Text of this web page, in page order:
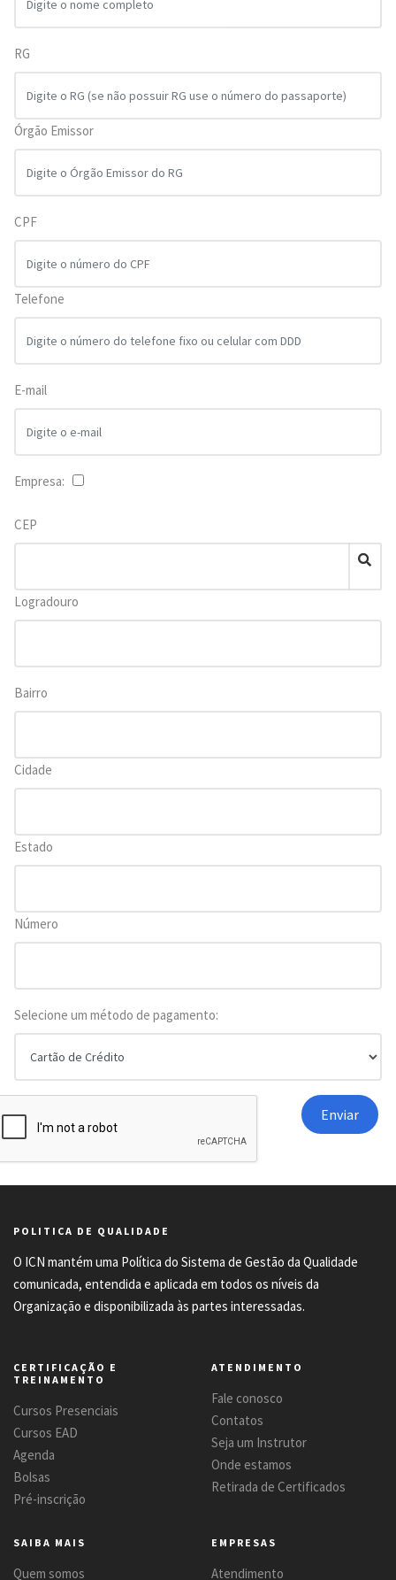
RG
Órgão Emissor
CPF
Telefone
E-mail
Empresa:
CEP
Logradouro
Bairro
Cidade
Estado
Número
Selecione um método de pagamento:
POLITICA DE QUALIDADE
O ICN mantém uma Política do Sistema de Gestão da Qualidade
comunicada, entendida e aplicada em todos os níveis da
Organização e disponibilizada às partes interessadas.
CERTIFICAÇÃO E
TREINAMENTO
Cursos Presenciais
Cursos EAD
Agenda
Bolsas
Pré-inscrição
ATENDIMENTO
Fale conosco
Contatos
Seja um Instrutor
Onde estamos
Retirada de Certificados
SAIBA MAIS
Quem somos
EMPRESAS
Atendimento